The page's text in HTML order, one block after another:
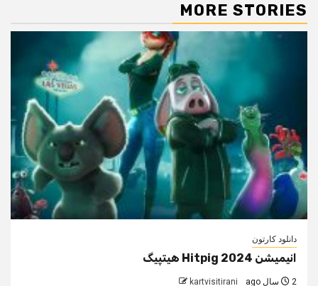
MORE STORIES
دانلود کارتون
انیمیشن Hitpig 2024 هیتپیگ
2 سال ago kartvisitirani